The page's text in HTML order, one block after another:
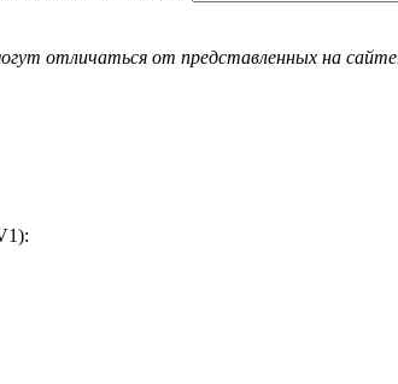
отличаться от представленных на